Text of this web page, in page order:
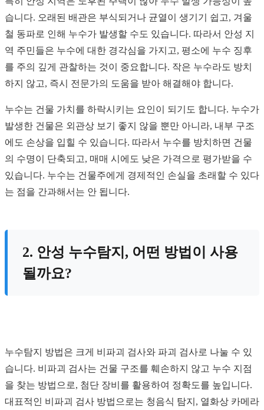
습니다. 오래된 배관은 부식되거나 균열이 생기기 쉽고, 겨울
철 동파로 인해 누수가 발생할 수도 있습니다. 따라서 안성 지
역 주민들은 누수에 대한 경각심을 가지고, 평소에 누수 징후
를 주의 깊게 관찰하는 것이 중요합니다. 작은 누수라도 방치
하지 않고, 즉시 전문가의 도움을 받아 해결해야 합니다.
누수는 건물 가치를 하락시키는 요인이 되기도 합니다. 누수가
발생한 건물은 외관상 보기 좋지 않을 뿐만 아니라, 내부 구조
에도 손상을 입힐 수 있습니다. 따라서 누수를 방치하면 건물
의 수명이 단축되고, 매매 시에도 낮은 가격으로 평가받을 수
있습니다. 누수는 건물주에게 경제적인 손실을 초래할 수 있다
는 점을 간과해서는 안 됩니다.
2. 안성 누수탐지, 어떤 방법이 사용
될까요?
누수탐지 방법은 크게 비파괴 검사와 파괴 검사로 나눌 수 있
습니다. 비파괴 검사는 건물 구조를 훼손하지 않고 누수 지점
을 찾는 방법으로, 첨단 장비를 활용하여 정확도를 높입니다.
대표적인 비파괴 검사 방법으로는 청음식 탐지, 열화상 카메라